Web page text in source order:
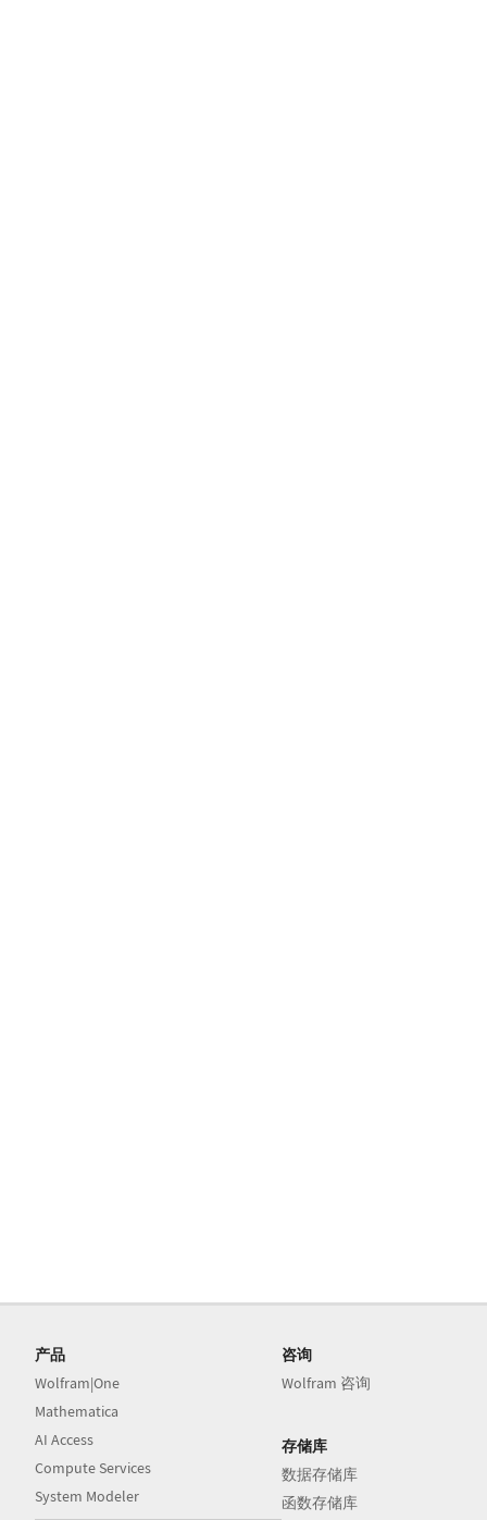
产品
Wolfram|One
Mathematica
AI Access
Compute Services
System Modeler
咨询
Wolfram 咨询
存储库
数据存储库
函数存储库